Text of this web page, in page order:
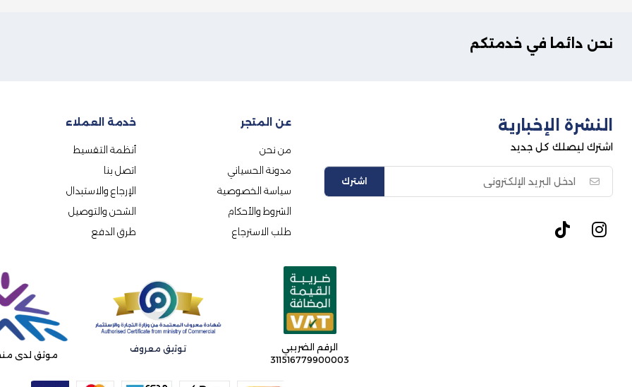
نحن دائما في خدمتكم
النشرة الإخبارية
اشترك ليصلك كل جديد
اشترك
عن المتجر
من نحن
مدونة الحسياني
سياسة الخصوصية
الشروط والأحكام
طلب الاسترجاع
خدمة العملاء
أنظمة التقسيط
اتصل بنا
الإرجاع والاستبدال
الشحن والتوصيل
طرق الدفع
الرقم الضريبي
311516779900003
توثيق معروف
موثق لدى